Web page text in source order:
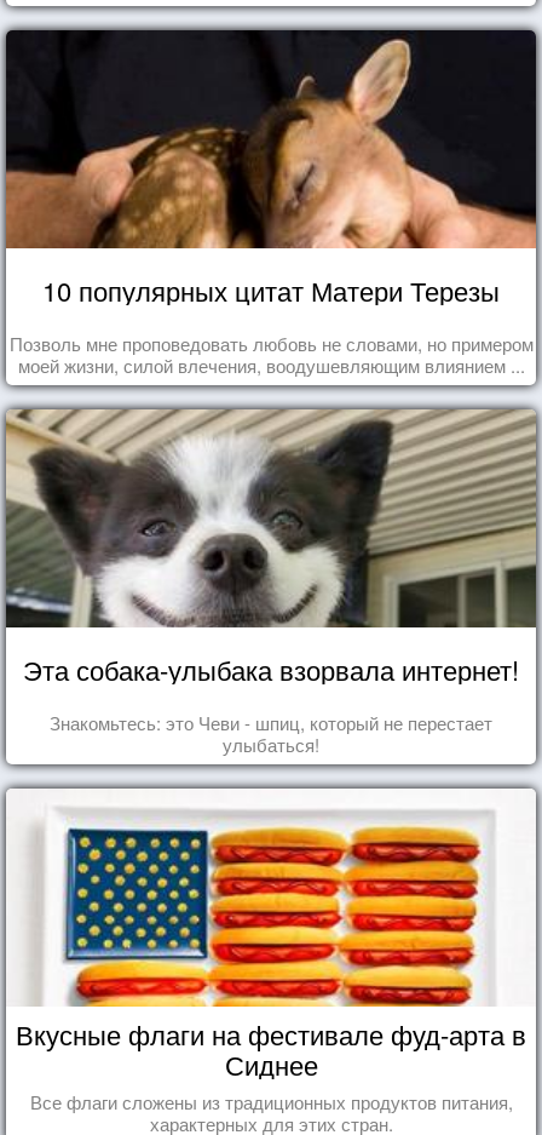
10 популярных цитат Матери Терезы
Позволь мне проповедовать любовь не словами, но примером
моей жизни, силой влечения, воодушевляющим влиянием ...
Эта собака-улыбака взорвала интернет!
Знакомьтесь: это Чеви - шпиц, который не перестает
улыбаться!
Вкусные флаги на фестивале фуд-арта в
Сиднее
Все флаги сложены из традиционных продуктов питания,
характерных для этих стран.